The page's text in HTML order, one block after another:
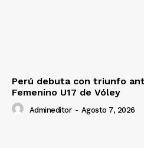
Perú debuta con triunfo
Femenino U17 de Vóley
Admineditor - Agosto 7, 2026